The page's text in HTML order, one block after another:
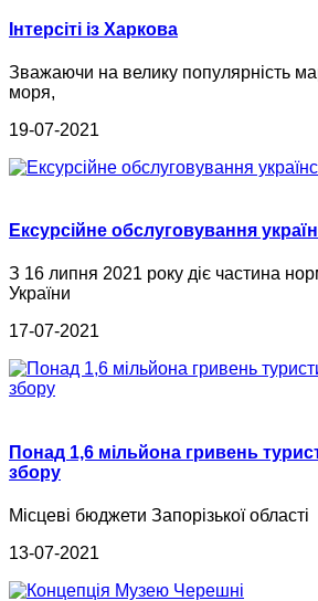
Інтерсіті із Харкова
Зважаючи на велику популярність
моря,
19-07-2021
Ексурсійне обслуговування
З 16 липня 2021 року діє частина
України
17-07-2021
Понад 1,6 мільйона гривень
збору
Місцеві бюджети Запорізької області
13-07-2021